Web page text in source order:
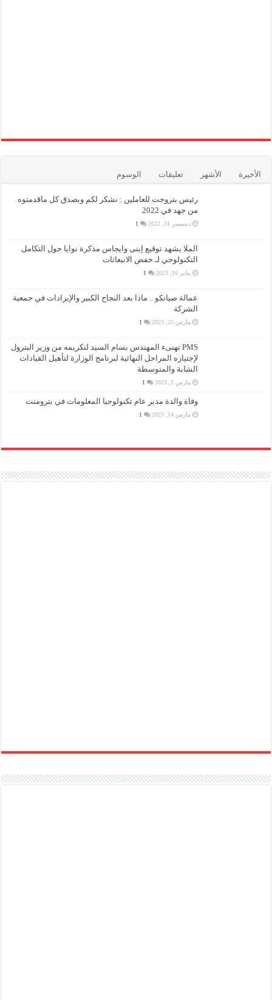
الأخيرة الأشهر تعليقات الوسوم
رئيس بتروجت للعاملين : نشكر لكم وبصدق كل ماقدمتوه
من جهد في 2022
ديسمبر 31, 2022 1
الملا يشهد توقيع إينى وايجاس مذكرة نوايا حول التكامل
التكنولوجي لـ خفض الانبعاثات
يناير 16, 2023 1
عمالة صيانكو .. ماذا بعد النجاح الكبير والإيرادات في جمعية
الشركة
مارس 25, 2023 1
PMS تهنىء المهندس بسام السيد لتكريمه من وزير البترول
لإجتيازه المراحل النهائية لبرنامج الوزارة لتأهيل القيادات
الشابة والمتوسطة
مارس 2, 2023 1
وفاة والدة مدير عام تكنولوجيا المعلومات في بترومنت
مارس 14, 2023 1